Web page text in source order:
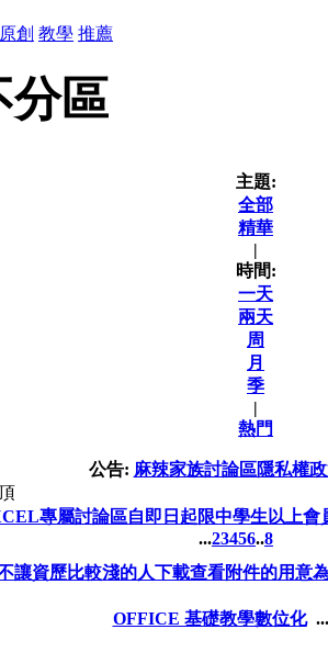
原創 教學 推薦
分區
主題:
全部
精華
|
時間:
一天
兩天
周
月
季
|
熱門
公告: 麻辣家族討論區隱私權
專屬討論區自即日起限中學生以上會
...23456..8
讓資歷比較淺的人下載查看附件的用意
OFFICE 基礎教學數位化 ...